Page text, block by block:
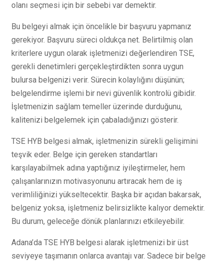
olanı seçmesi için bir sebebi var demektir.
Bu belgeyi almak için öncelikle bir başvuru yapmanız
gerekiyor. Başvuru süreci oldukça net. Belirtilmiş olan
kriterlere uygun olarak işletmenizi değerlendiren TSE,
gerekli denetimleri gerçekleştirdikten sonra uygun
bulursa belgenizi verir. Sürecin kolaylığını düşünün;
belgelendirme işlemi bir nevi güvenlik kontrolü gibidir.
İşletmenizin sağlam temeller üzerinde durduğunu,
kalitenizi belgelemek için çabaladığınızı gösterir.
TSE HYB belgesi almak, işletmenizin sürekli gelişimini
teşvik eder. Belge için gereken standartları
karşılayabilmek adına yaptığınız iyileştirmeler, hem
çalışanlarınızın motivasyonunu artıracak hem de iş
verimliliğinizi yükseltecektir. Başka bir açıdan bakarsak,
belgeniz yoksa, işletmeniz belirsizlikte kalıyor demektir.
Bu durum, geleceğe dönük planlarınızı etkileyebilir.
Adana’da TSE HYB belgesi alarak işletmenizi bir üst
seviyeye taşımanın onlarca avantajı var. Sadece bir belge